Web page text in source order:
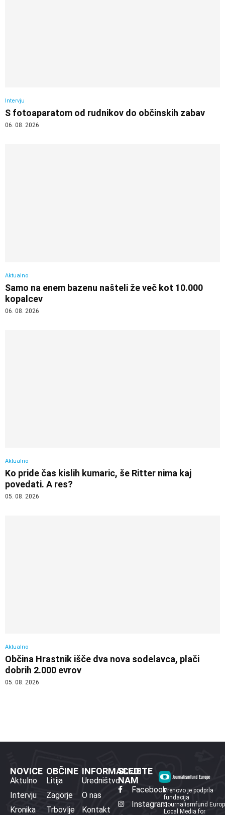
Intervju
S fotoaparatom od rudnikov do občinskih zabav
06. 08. 2026
Aktualno
Samo na enem bazenu našteli že več kot 10.000
kopalcev
06. 08. 2026
Aktualno
Ko pride čas kislih kumaric, še Ritter nima kaj
povedati. A res?
05. 08. 2026
Aktualno
Občina Hrastnik išče dva nova sodelavca, plači
dobrih 2.000 evrov
05. 08. 2026
NOVICE
Aktulno
Intervju
Kronika
OBČINE
Litija
Zagorje
Trbovlje
INFORMACIJE
Uredništvo
O nas
Kontakt
SLEDITE
NAM
Facebook
Instagram
Prenovo je podprla
fundacija
Journalismfund
Local Media for